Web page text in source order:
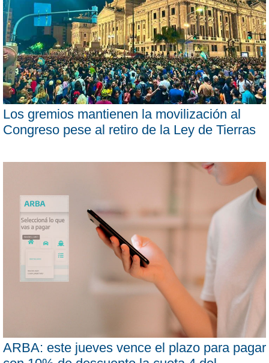
Los gremios mantienen la movilización al
Congreso pese al retiro de la Ley de Tierras
ARBA: este jueves vence el plazo para pagar